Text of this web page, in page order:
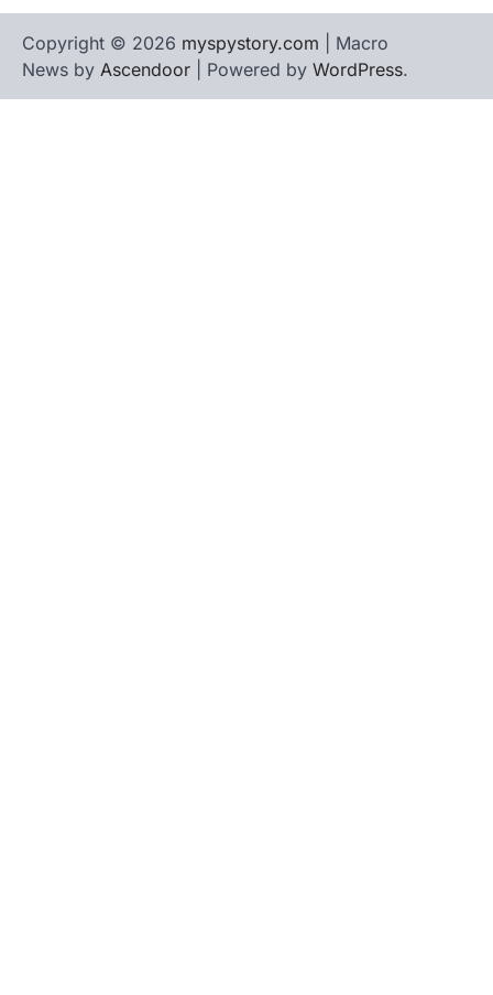
Copyright © 2026 myspystory.com | Macro
News by Ascendoor | Powered by WordPress.